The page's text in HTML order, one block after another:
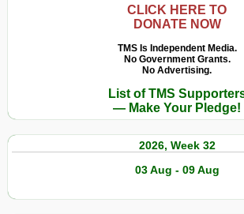
CLICK HERE TO
DONATE NOW
TMS Is Independent Media.
No Government Grants.
No Advertising.
List of TMS
— Make Your Pledge!
2026, Week 32
03 Aug - 09 Aug